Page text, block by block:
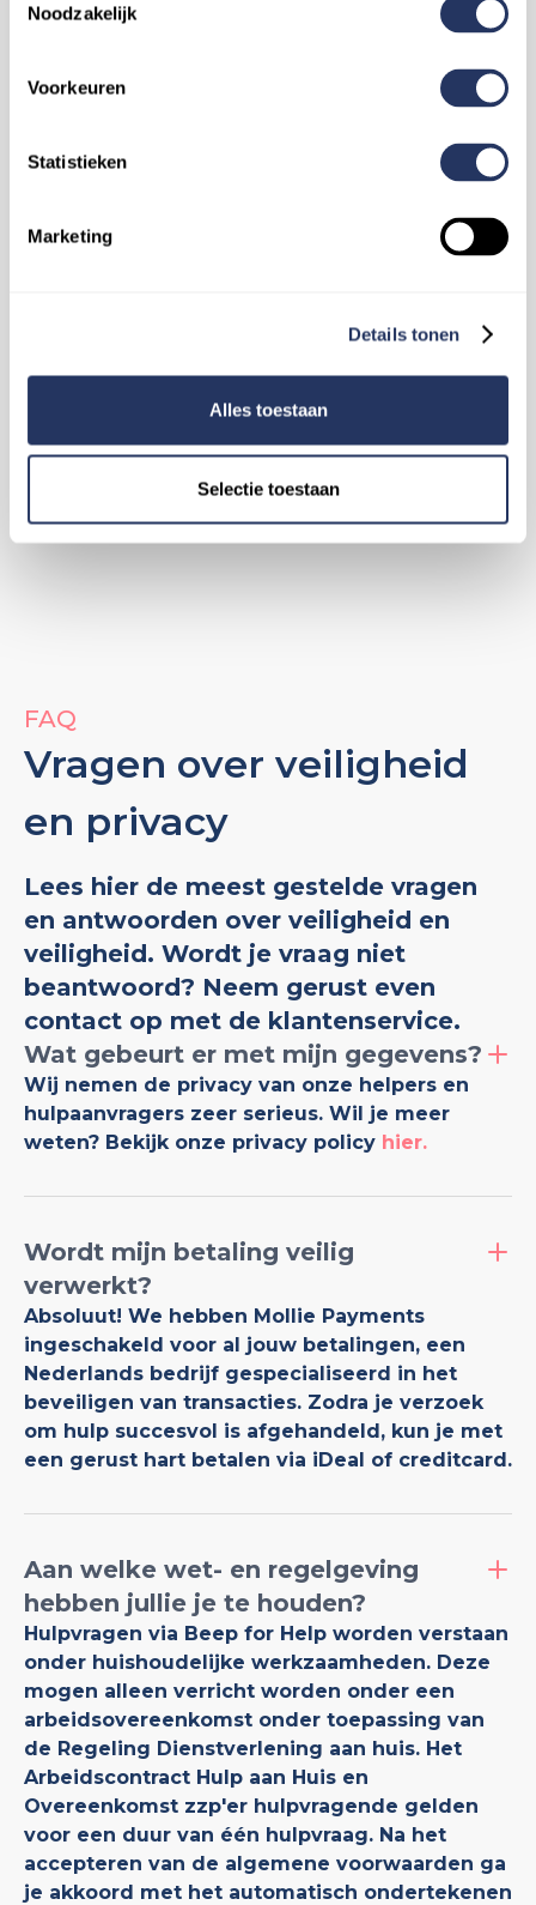
Noodzakelijk
Voorkeuren
Statistieken
Marketing
Details tonen
Alles toestaan
Selectie toestaan
Je kunt jouw Superhelpers in de app
systeem zal bij je volgende hulpaanvraag
proberen rekening te houden met de
Kan ik Superhelpers ook als favoriet
Superhelper kun je gemakkelijk een
opnieuw hulp aanvraagt.
FAQ
Vragen over veiligheid
en privacy
Lees hier de meest gestelde vragen
en antwoorden over veiligheid en
veiligheid. Wordt je vraag niet
beantwoord? Neem gerust even
contact op met de klantenservice.
Wat gebeurt er met mijn gegevens?
Wij nemen de privacy van onze helpers en
hulpaanvragers zeer serieus. Wil je meer
weten? Bekijk onze privacy policy hier.
Wordt mijn betaling veilig
verwerkt?
Absoluut! We hebben Mollie Payments
ingeschakeld voor al jouw betalingen, een
Nederlands bedrijf gespecialiseerd in het
beveiligen van transacties. Zodra je verzoek
om hulp succesvol is afgehandeld, kun je met
een gerust hart betalen via iDeal of creditcard.
Aan welke wet- en regelgeving
hebben jullie je te houden?
Hulpvragen via Beep for Help worden verstaan
onder huishoudelijke werkzaamheden. Deze
mogen alleen verricht worden onder een
arbeidsovereenkomst onder toepassing van
de Regeling Dienstverlening aan huis. Het
Arbeidscontract Hulp aan Huis en
Overeenkomst zzp'er hulpvragende gelden
voor een duur van één hulpvraag. Na het
accepteren van de algemene voorwaarden ga
je akkoord met het automatisch ondertekenen